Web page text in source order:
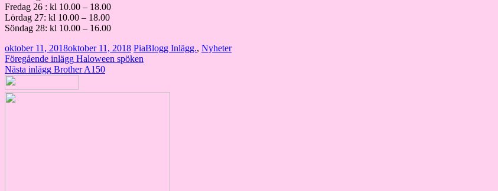
Fredag 26 : kl 10.00 – 18.00
Lördag 27: kl 10.00 – 18.00
Söndag 28: kl 10.00 – 16.00
oktober 11, 2018oktober 11, 2018 PiaBlogg Inlägg., Nyheter
Inläggsnavigering
Föregående inlägg Haloween spöken
Nästa inlägg Brother A150